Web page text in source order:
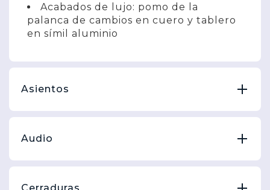
Acabados de lujo: pomo de la
palanca de cambios en cuero y tablero
en símil aluminio
Asientos
Audio
Cerraduras